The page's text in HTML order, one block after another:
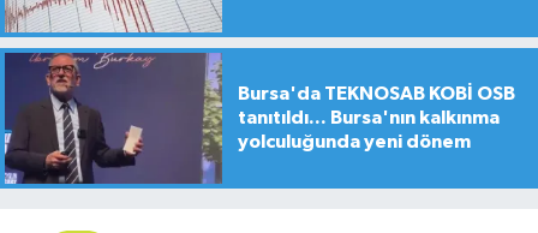
Bursa'da TEKNOSAB KOBİ OSB
tanıtıldı... Bursa'nın kalkınma
yolculuğunda yeni dönem